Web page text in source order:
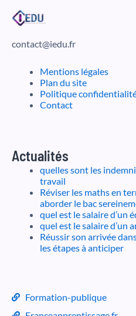
contact@iedu.fr
Mentions légales
Plan du site
Politique
Contact
Actualités
quelles sont les
travail
Réviser les maths en
aborder le bac
quel est le salaire d’un
quel est le salaire d’un
Réussir son arrivée
les étapes à anticiper
Formation-publique